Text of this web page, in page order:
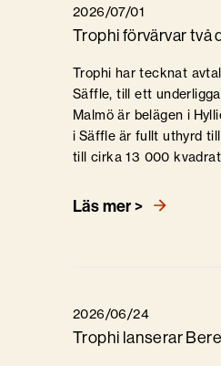
2026/07/01
Trophi förvärvar två
Trophi har tecknat
Säffle, till ett
Malmö är belägen i
i Säffle är fullt uthyrd
till cirka 13 000
Läs mer >
2026/06/24
Trophi lanserar